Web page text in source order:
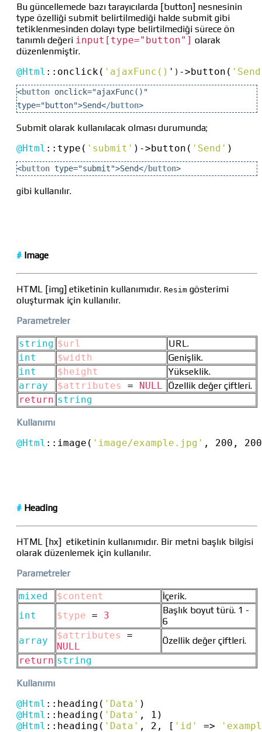
Bu güncellemede bazı tarayıcılarda [button] nesnesinin
type özelliği submit belirtilmediği halde submit gibi
tetiklenmesinden dolayı type belirtilmediği sürece ön
tanımlı değeri input[type="button"] olarak
düzenlenmiştir.
@Html :: onclick( 'ajaxFunc() ' ) ->button(
<button onclick="ajaxFunc() "
type="button">Send</button>
Submit olarak kullanılacak olması durumunda;
@Html :: type( 'submit' ) ->button( 'Send' )
<button type="submit">Send</button>
gibi kullanılır.
# Image
HTML [img] etiketinin kullanımıdır. Resim gösterimi
oluşturmak için kullanılır.
Parametreler
string $url
URL.
int
$width
Genişlik.
int
$height
Yükseklik.
array
$attributes = NULL Özellik değer çiftleri.
return string
Kullanımı
@Html :: image( 'image/example.jpg' , 200,
# Heading
HTML [hx] etiketinin kullanımıdır. Bir metni başlık bilgisi
olarak düzenlemek için kullanılır.
Parametreler
mixed $content
İçerik.
int
$type = 3
Başlık boyut türü. 1 -
6
array
$attributes
=
NULL
Özellik değer çiftleri.
return string
Kullanımı
@Html :: heading( 'Data' )
@Html :: heading( 'Data' , 1)
@Html :: heading( 'Data' , 2, [ 'id' =>